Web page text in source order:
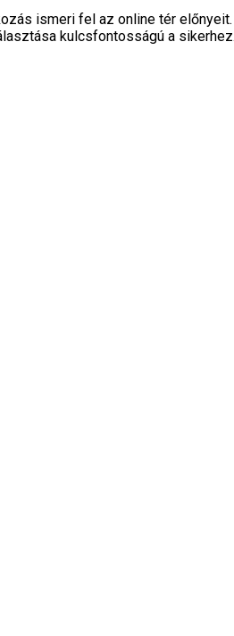
ismeri fel az online tér
kulcsfontosságú a